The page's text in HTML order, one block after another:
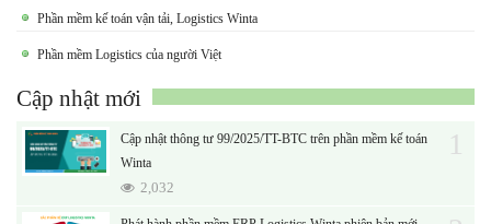
Phần mềm kế toán vận tải, Logistics Winta
Phần mềm Logistics của người Việt
Cập nhật mới
Cập nhật thông tư 99/2025/TT-BTC trên phần mềm kế toán
Winta
2,032
1